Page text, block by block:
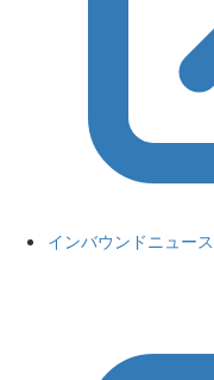
インバウンドニュース